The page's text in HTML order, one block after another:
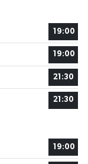
19:00
19:00
21:30
21:30
19:00